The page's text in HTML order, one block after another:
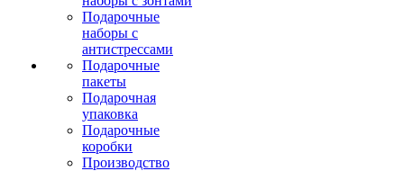
Подарочные
наборы с
антистрессами
Подарочные
пакеты
Подарочная
упаковка
Подарочные
коробки
Производство